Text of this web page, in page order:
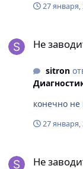
кручу
27 января,
Не
sitron
конечно
27 января,
Не